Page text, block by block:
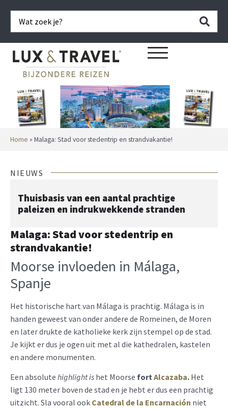
Home » Malaga: Stad voor stedentrip en strandvakantie!
NIEUWS
Thuisbasis van een aantal prachtige
paleizen en indrukwekkende stranden
Malaga: Stad voor stedentrip en
strandvakantie!
Moorse invloeden in Málaga,
Spanje
Het historische hart van Málaga is prachtig. Málaga is in
handen geweest van onder andere de Romeinen, de Moren
en later drukte de katholieke kerk zijn stempel op de stad.
Je kijkt er dus je ogen uit met al die kathedralen, kastelen
en andere monumenten.
Een absolute highlight is het Moorse fort Alcazaba. Het
ligt 130 meter boven de stad en je hebt er dus een prachtig
uitzicht. Sla vooral ook Catedral de la Encarnación niet